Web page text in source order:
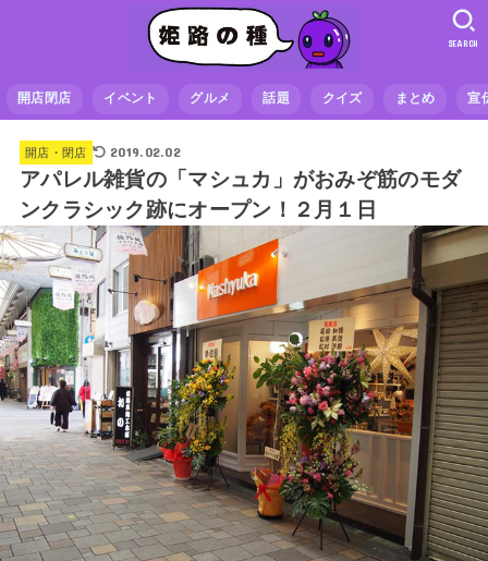
開店閉店 イベント グルメ 話題 クイズ まとめ 宣
SEARCH
開店・閉店 2019.02.02
アパレル雑貨の「マシュカ」がおみぞ筋のモダ
ンクラシック跡にオープン！２月１日